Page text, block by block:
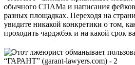
обычного СПАМа и написания
разных площадках. Переходя на
увидите никакой конкретики о том,
проходить чарджбэк и на какой срок